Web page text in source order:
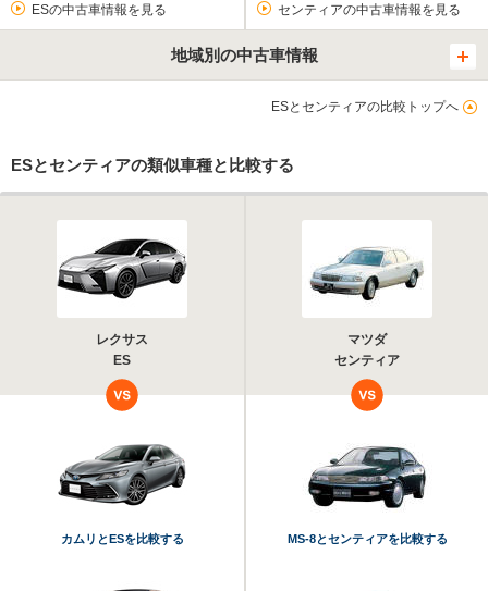
ESの中古車情報を見る センティアの中古車情報を見る
地域別の中古車情報
ESとセンティアの比較トップへ
ESとセンティアの類似車種と比較する
レクサス
ES
マツダ
センティア
カムリとESを比較する MS-8とセンティアを比較する